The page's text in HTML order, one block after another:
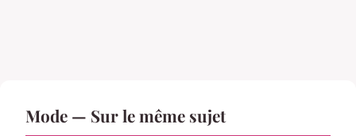
Mode — Sur le même sujet